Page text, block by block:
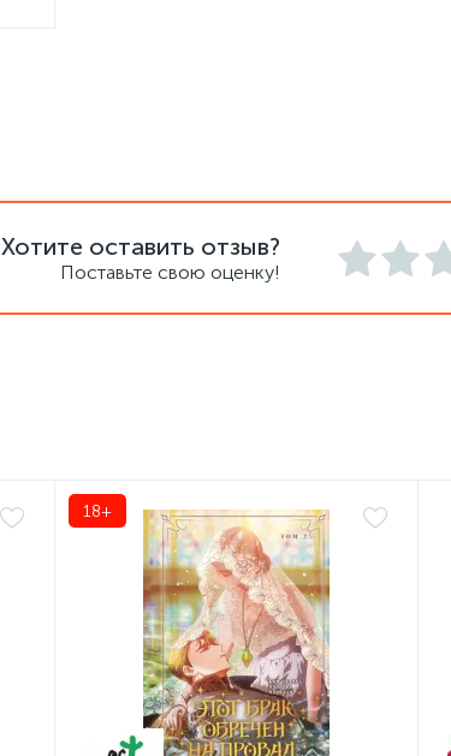
Хотите оставить отзыв?
Поставьте свою оценку!
18+